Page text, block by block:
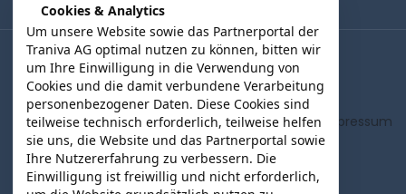
Cookies & Analytics
Um unsere Website sowie das Partnerportal der
Traniva AG optimal nutzen zu können, bitten wir
um Ihre Einwilligung in die Verwendung von
Cookies und die damit verbundene Verarbeitung
personenbezogener Daten. Diese Cookies sind
teilweise technisch erforderlich, teilweise helfen
sie uns, die Website und das Partnerportal sowie
Ihre Nutzererfahrung zu verbessern. Die
Einwilligung ist freiwillig und nicht erforderlich,
(B2B) Kunden | Partner > Login
AGB Impressum
Datenschutz